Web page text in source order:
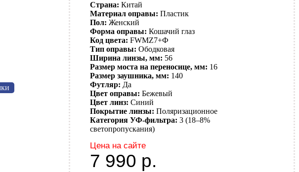
Страна: Китай
Материал оправы: Пластик
Пол: Женский
Форма оправы: Кошачий глаз
Код цвета: FWMZ7+Ф
Тип оправы: Ободковая
Ширина линзы, мм: 56
Размер моста на переносице, мм: 16
Размер заушника, мм: 140
Футляр: Да
Цвет оправы: Бежевый
Цвет линз: Синий
Покрытие линзы: Поляризационное
Категория УФ-фильтра: 3 (18–8%
светопропускания)
Цена на сайте
7 990 р.